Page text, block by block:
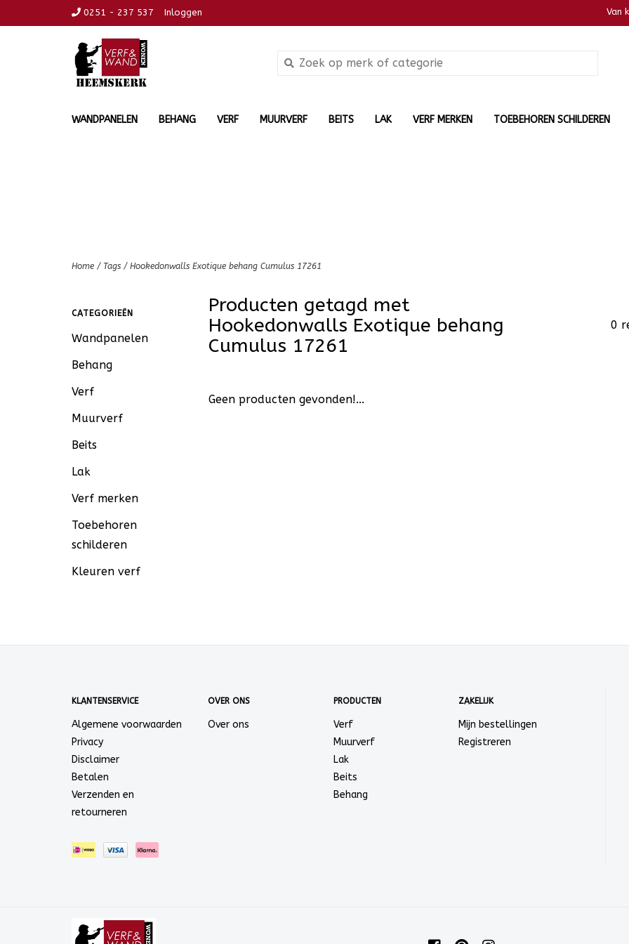
0251 - 237 537 Inloggen Van
WANDPANELEN BEHANG VERF MUURVERF BEITS LAK VERF MERKEN TOEBEHOREN SCHILDEREN
Home / Tags / Hookedonwalls Exotique behang Cumulus 17261
CATEGORIEËN
Wandpanelen
Behang
Verf
Muurverf
Beits
Lak
Verf merken
Toebehoren
schilderen
Kleuren verf
Producten getagd met
Hookedonwalls Exotique behang
Cumulus 17261
0
Geen producten gevonden!...
KLANTENSERVICE
Algemene voorwaarden
Privacy
Disclaimer
Betalen
Verzenden en
retourneren
OVER ONS
Over ons
PRODUCTEN
Verf
Muurverf
Lak
Beits
Behang
ZAKELIJK
Mijn bestellingen
Registreren